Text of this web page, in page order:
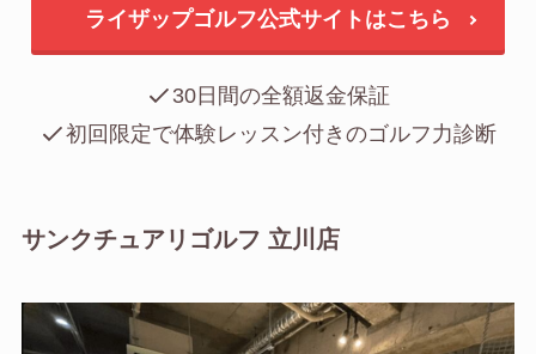
ライザップゴルフ公式サイトはこちら
30日間の全額返金保証
初回限定で体験レッスン付きのゴルフ力診断
サンクチュアリゴルフ 立川店